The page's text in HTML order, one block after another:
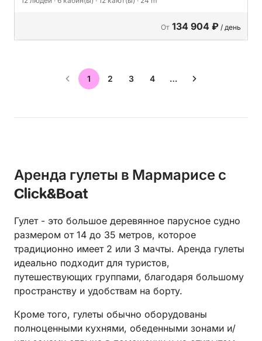
От 134 904 ₽ / день
1 2 3 4 …
Аренда гулеты в Мармарисе с
Click&Boat
Гулет - это большое деревянное парусное судно
размером от 14 до 35 метров, которое
традиционно имеет 2 или 3 мачты. Аренда гулеты
идеально подходит для туристов,
путешествующих группами, благодаря большому
пространству и удобствам на борту.
Кроме того, гулеты обычно оборудованы
полноценными кухнями, обеденными зонами и/